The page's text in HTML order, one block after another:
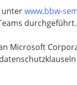
unterwww.bbw-
Microsoft